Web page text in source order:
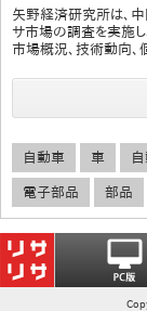
矢野経済研究所は、
サ市場の調査を実施
市場概況、技術動向
自動車 車
電子部品 部品